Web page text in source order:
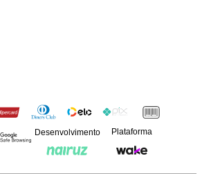
Desenvolvimento Plataforma